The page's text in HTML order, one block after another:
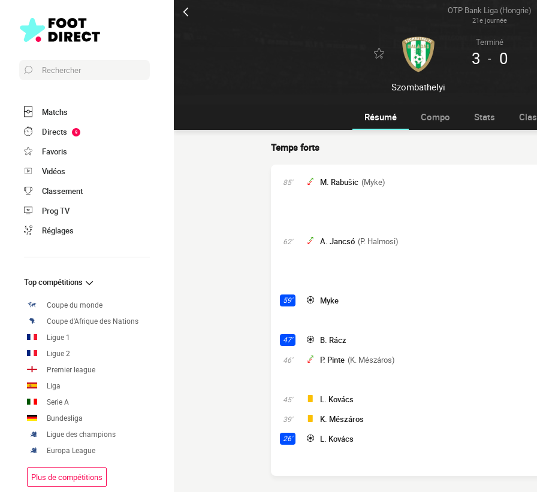
OTP Bank Liga (Hongrie)
21e journée
Szombathelyi
Terminé
3 - 0
Rechercher
Matchs
Directs
9
Favoris
Vidéos
Classement
Prog TV
Réglages
Top compétitions
Coupe du monde
Coupe d'Afrique des Nations
Ligue 1
Ligue 2
Premier league
Liga
Serie A
Bundesliga
Ligue des champions
Europa League
Plus de compétitions
Résumé Compo Stats
Temps forts
85' M. Rabušic (Myke)
62' A. Jancsó (P. Halmosi)
59' Myke
47' B. Rácz
46' P. Pinte (K. Mészáros)
45' L. Kovács
39' K. Mészáros
26' L. Kovács